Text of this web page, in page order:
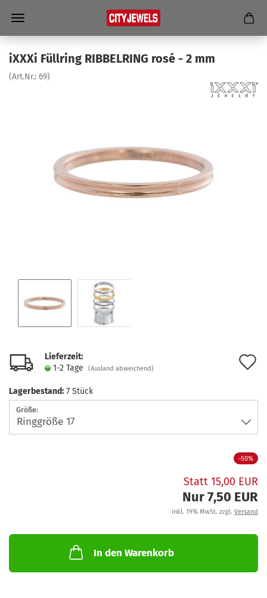
iXXXi Füll­ring RIB­BEL­RING rosé - 2 mm
(Art.Nr.: 69)
Lieferzeit:
1-2 Tage
(Ausland abweichend)
Lagerbestand: 7 Stück
Größe:
-50%
Statt 15,00 EUR
Nur 7,50 EUR
inkl. 19% MwSt. zzgl. Versand
In den Warenkorb